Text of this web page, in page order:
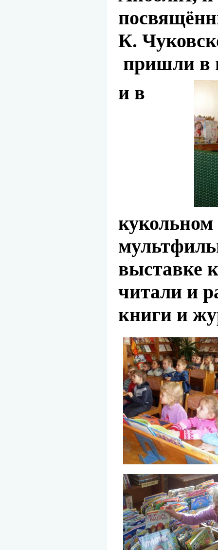
К.
пришли в
и в
кукольном
выставке
читали и
книги и